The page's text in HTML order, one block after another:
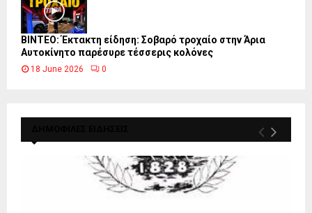
ΒΙΝΤΕΟ: Έκτακτη είδηση: Σοβαρό τροχαίο στην Άρια
Αυτοκίνητο παρέσυρε τέσσερις κολόνες
18 June 2026 0